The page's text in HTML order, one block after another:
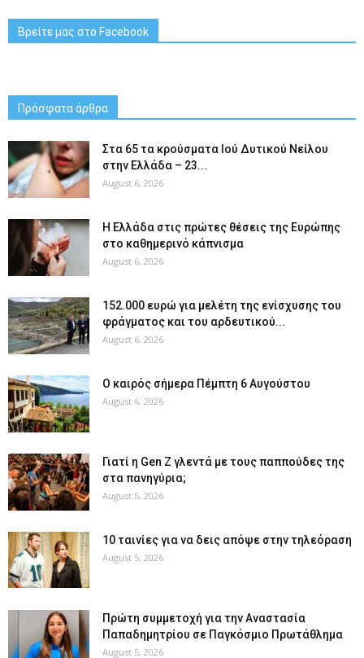
Βρείτε μας στο Facebook
Πρόσφατα άρθρα
Στα 65 τα κρούσματα Ιού Δυτικού Νείλου
στην Ελλάδα – 23...
August 6, 2026
Η Ελλάδα στις πρώτες θέσεις της Ευρώπης
στο καθημερινό κάπνισμα
August 6, 2026
152.000 ευρώ για μελέτη της ενίσχυσης του
φράγματος και του αρδευτικού...
August 6, 2026
Ο καιρός σήμερα Πέμπτη 6 Αυγούστου
August 6, 2026
Γιατί η Gen Z γλεντά με τους παππούδες της
στα πανηγύρια;
August 5, 2026
10 ταινίες για να δεις απόψε στην τηλεόραση
August 5, 2026
Πρώτη συμμετοχή για την Αναστασία
Παπαδημητρίου σε Παγκόσμιο Πρωτάθλημα
August 5, 2026